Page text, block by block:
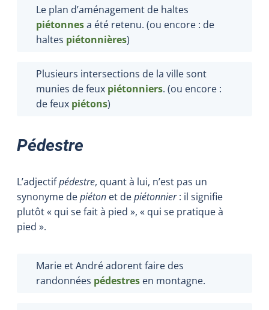
Le plan d’aménagement de haltes
piétonnesa été retenu. (ou encore : de
haltes piétonnières)
Plusieurs intersections de la ville sont
munies de feux piétonniers. (ou encore :
de feux piétons)
Pédestre
L’adjectifpédestre, quant à lui, n’est pas un
synonyme depiéton et depiétonnier: il signifie
plutôt « qui se fait à pied », « qui se pratique à
pied ».
Marie et André adorent faire des
randonnées pédestres en montagne.